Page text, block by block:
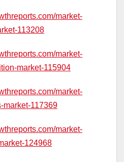
market-
113208
market-
market-115904
market-
market-117369
market-
124968